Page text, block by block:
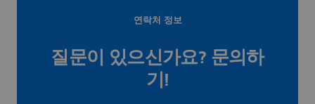
연락처 정보
질문이 있으신가요? 문의하
기!